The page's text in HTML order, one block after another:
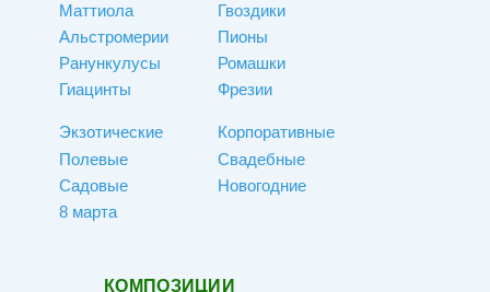
Маттиола
Альстромерии
Ранункулусы
Гиацинты
Экзотические
Гвоздики
Пионы
Ромашки
Фрезии
Корпоративные
Полевые
Садовые
8 марта
Свадебные
Новогодние
КОМПОЗИЦИИ